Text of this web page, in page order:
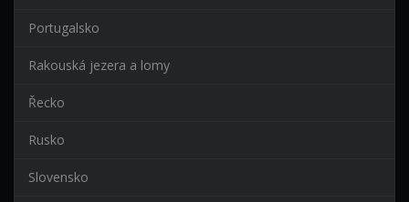
Portugalsko
Rakouská jezera a lomy
Řecko
Rusko
Slovensko